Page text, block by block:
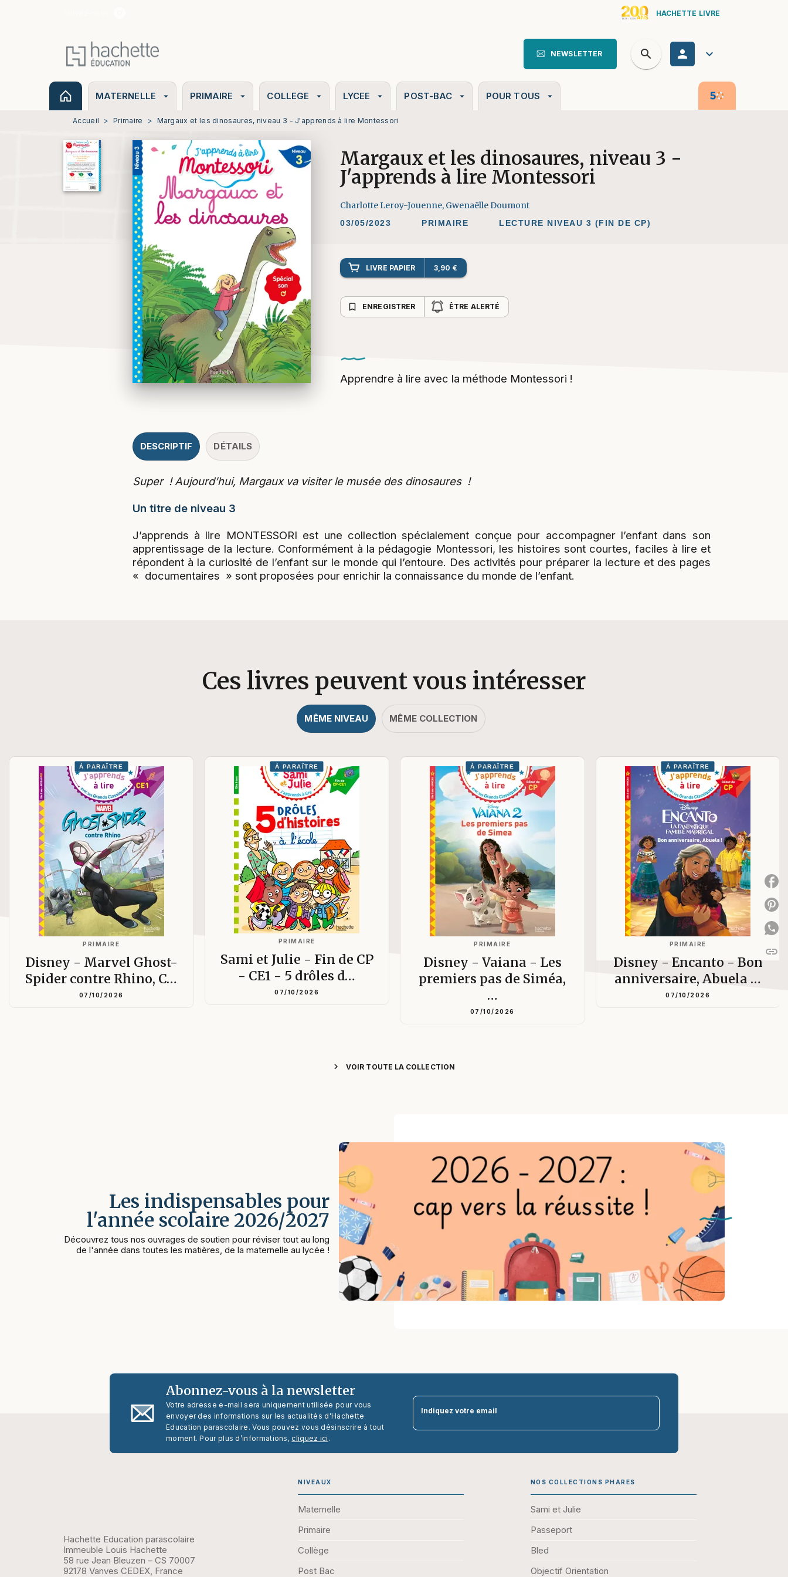
HACHETTE LIVRE
NEWSLETTER search personn keyboard_arrow_down
MATERNELLE arrow_drop_down PRIMAIRE arrow_drop_down COLLEGE arrow_drop_down LYCEE arrow_drop_down POST-BAC arrow_drop_down POUR TOUS arrow_drop_down
search
Accueil > Primaire > Margaux et les dinosaures, niveau 3 - J'apprends à lire Montessori
Margaux et les dinosaures, niveau 3 -
J'apprends à lire Montessori
Charlotte Leroy-Jouenne, Gwenaëlle Doumont
03/05/2023 PRIMAIRE LECTURE NIVEAU 3 (FIN DE CP)
LIVRE PAPIER 3,90 €
bookmark_border ENREGISTRER ÊTRE ALERTÉ
Apprendre à lire avec la méthode Montessori !
DESCRIPTIF DÉTAILS
Super ! Aujourd’hui, Margaux va visiter le musée des dinosaures !
Un titre de niveau 3
J’apprends à lire MONTESSORI est une collection spécialement conçue pour accompagner l’enfant dans son
apprentissage de la lecture. Conformément à la pédagogie Montessori, les histoires sont courtes, faciles à lire et
répondent à la curiosité de l’enfant sur le monde qui l’entoure. Des activités pour préparer la lecture et des pages
« documentaires » sont proposées pour enrichir la connaissance du monde de l’enfant.
Ces livres peuvent vous intéresser
MÊME NIVEAU MÊME COLLECTION
À PARAÎTRE
PRIMAIRE
Disney - Marvel Ghost-
Spider contre Rhino, C…
07/10/2026
À PARAÎTRE
PRIMAIRE
Sami et Julie - Fin de CP
- CE1 - 5 drôles d…
07/10/2026
À PARAÎTRE
PRIMAIRE
Disney - Vaiana - Les
premiers pas de Siméa,
…
07/10/2026
À PARAÎTRE
PRIMAIRE
Disney - Encanto - Bon
anniversaire, Abuela …
07/10/2026
chevron_right VOIR TOUTE LA COLLECTION
Les indispensables pour
l'année scolaire 2026/2027
Découvrez tous nos ouvrages de soutien pour réviser tout au long
de l'année dans toutes les matières, de la maternelle au lycée !
link
Abonnez-vous à la newsletter
Votre adresse e-mail sera uniquement utilisée pour vous
envoyer des informations sur les actualités d'Hachette
Education parascolaire. Vous pouvez vous désinscrire à tout
moment. Pour plus d’informations, cliquez ici .
Indiquez votre email
Hachette Education parascolaire
Immeuble Louis Hachette
58 rue Jean Bleuzen – CS 70007
92178 Vanves CEDEX, France
NIVEAUX
Maternelle
Primaire
Collège
Post Bac
NOS COLLECTIONS PHARES
Sami et Julie
Passeport
Bled
Objectif Orientation